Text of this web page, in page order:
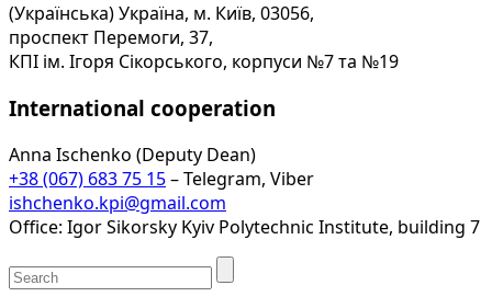
(Українська) Україна, м. Київ, 03056,
проспект Перемоги, 37,
КПІ ім. Ігоря Сікорського, корпуси №7 та №19
International cooperation
Anna Ischenko (Deputy Dean)
+38 (067) 683 75 15– Telegram, Viber
ishchenko.kpi@gmail.com
Office: Igor Sikorsky Kyiv Polytechnic Institute, building 7